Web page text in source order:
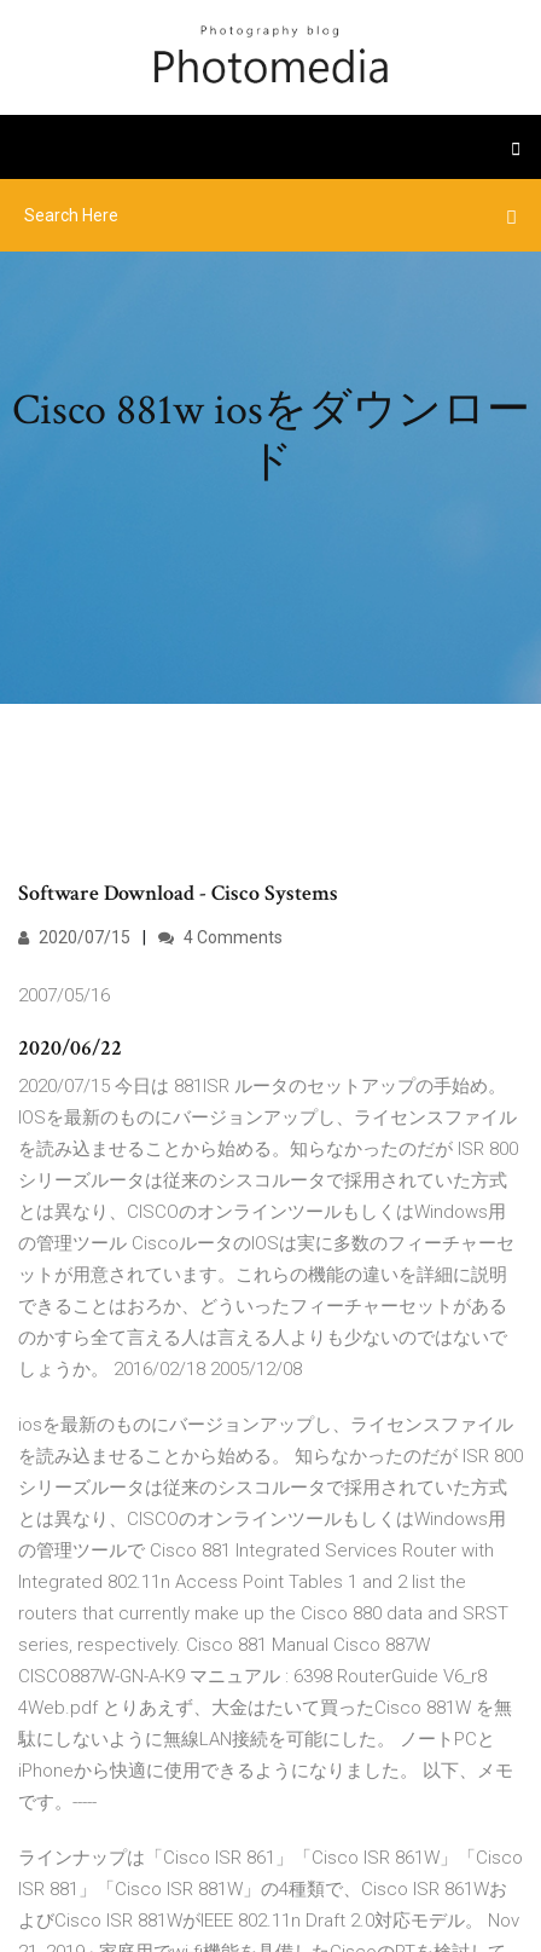
Cisco 881w iosをダウンロー
ド
Software Download - Cisco Systems
2020/07/15 4 Comments
2007/05/16
2020/06/22
2020/07/15 今日は 881ISR ルータのセットアップの手始め。
IOSを最新のものにバージョンアップし、ライセンスファイル
を読み込ませることから始める。知らなかったのだが ISR 800
シリーズルータは従来のシスコルータで採用されていた方式
とは異なり、CISCOのオンラインツールもしくはWindows用
の管理ツール CiscoルータのIOSは実に多数のフィーチャーセ
ットが用意されています。これらの機能の違いを詳細に説明
できることはおろか、どういったフィーチャーセットがある
のかすら全て言える人は言える人よりも少ないのではないで
しょうか。 2016/02/18 2005/12/08
iosを最新のものにバージョンアップし、ライセンスファイル
を読み込ませることから始める。 知らなかったのだが ISR 800
シリーズルータは従来のシスコルータで採用されていた方式
とは異なり、CISCOのオンラインツールもしくはWindows用
の管理ツールで Cisco 881 Integrated Services Router with
Integrated 802.11n Access Point Tables 1 and 2 list the
routers that currently make up the Cisco 880 data and SRST
series, respectively. Cisco 881 Manual Cisco 887W
CISCO887W-GN-A-K9 マニュアル : 6398 RouterGuide V6_r8
4Web.pdf とりあえず、大金はたいて買ったCisco 881W を無
駄にしないように無線LAN接続を可能にした。 ノートPCと
iPhoneから快適に使用できるようになりました。 以下、メモ
です。-----
ラインナップは「Cisco ISR 861」「Cisco ISR 861W」「Cisco
ISR 881」「Cisco ISR 881W」の4種類で、Cisco ISR 861Wお
よびCisco ISR 881WがIEEE 802.11n Draft 2.0対応モデル。 Nov